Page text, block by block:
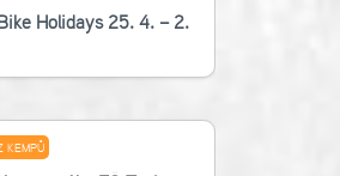
Holidays 25. 4. – 2.
KEMPŮ